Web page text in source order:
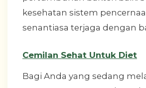
kesehatan sistem
senantiasa terjaga dengan
Cemilan Sehat Untuk Diet
Bagi Anda yang sedang